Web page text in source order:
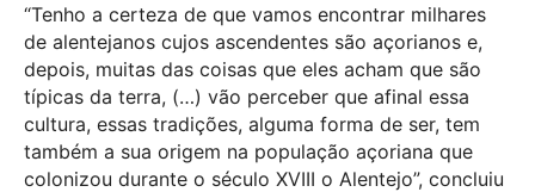
“Tenho a certeza de que vamos encontrar milhares
de alentejanos cujos ascendentes são açorianos e,
depois, muitas das coisas que eles acham que são
típicas da terra, (…) vão perceber que afinal essa
cultura, essas tradições, alguma forma de ser, tem
também a sua origem na população açoriana que
colonizou durante o século XVIII o Alentejo”, concluiu